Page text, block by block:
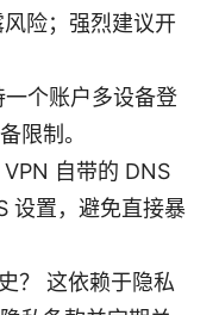
险；强烈建议开
个账户多设备登
限制。
自带的 DNS
设置，避免直接暴
？ 这依赖于隐私